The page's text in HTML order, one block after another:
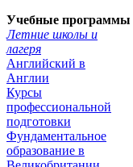
Учебные программы
Летние школы и
лагеря
Английский в
Англии
Курсы
профессиональной
подготовки
Фундаментальное
образование в